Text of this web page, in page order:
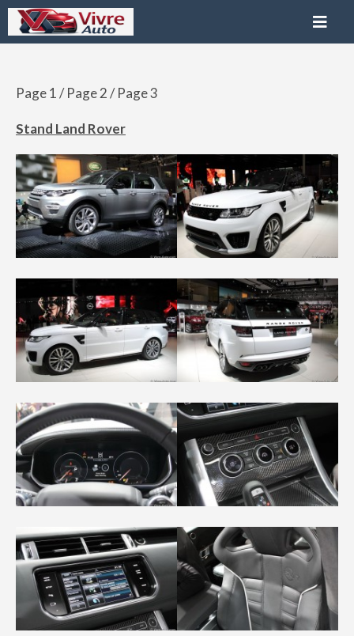
Page 1/ Page 2 /Page 3
Stand Land Rover